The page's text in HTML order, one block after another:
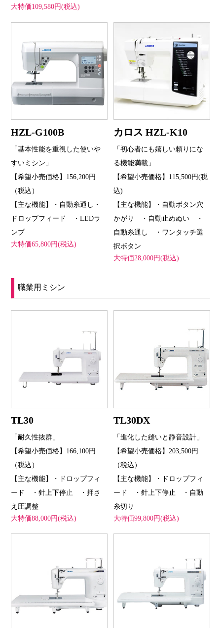
大特価109,580円(税込)
HZL-G100B
「基本性能を重視した使いや
すいミシン」
【希望小売価格】156,200円
（税込）
【主な機能】・自動糸通し・
ドロップフィード ・LEDラ
ンプ
大特価65,800円(税込)
カロス HZL-K10
「初心者にも嬉しい頼りにな
る機能満載」
【希望小売価格】115,500円(税
込)
【主な機能】・自動ボタン穴
かがり ・自動止めぬい ・
自動糸通し ・ワンタッチ選
択ボタン
大特価28,000円(税込)
職業用ミシン
TL30
「耐久性抜群」
【希望小売価格】166,100円
（税込）
【主な機能】・ドロップフィ
ード ・針上下停止 ・押さ
え圧調整
大特価88,000円(税込)
TL30DX
「進化した縫いと静音設計」
【希望小売価格】203,500円
（税込）
【主な機能】・ドロップフィ
ード ・針上下停止 ・自動
糸切り
大特価99,800円(税込)